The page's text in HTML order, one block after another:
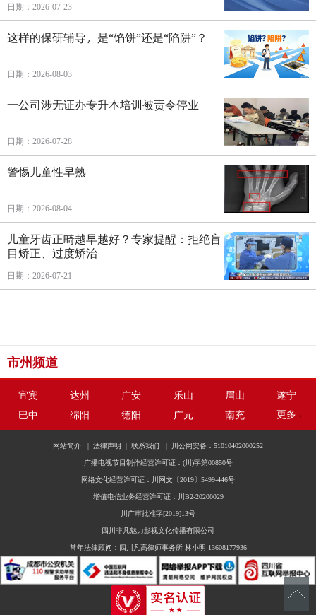
日期：2026-07-23
这样的保研辅导，是“馅饼”还是“陷阱”？
日期：2026-08-03
一公司涉无证办专升本培训被责令停业
日期：2026-07-28
警惕儿童性早熟
日期：2026-08-04
儿童牙齿正畸越早越好？专家提醒：拒绝盲
目矫正、过度矫治
日期：2026-07-21
市州频道
宜宾 达州 广安 乐山 眉山
遂宁
巴中
绵阳 德阳 广元 南充 更多
网站简介 | 法律声明 | 联系我们 | 川公网安备：51010402000252
广播电视节目制作经营许可证：(川)字第00850号
网络文化经营许可证：川网文〔2019〕5499-446号
增值电信业务经营许可证：川B2-20200029
川广审批准字[2019]13号
四川非凡魅力影视文化传播有限公司
常年法律顾问：四川凡高律师事务所 林小明 13608177936